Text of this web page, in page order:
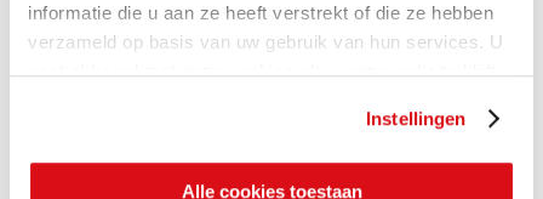
informatie die u aan ze heeft verstrekt of die ze hebben
verzameld op basis van uw gebruik van hun services. U
gaat akkoord met onze cookies als u onze website blijft
Instellingen
Alle cookies toestaan